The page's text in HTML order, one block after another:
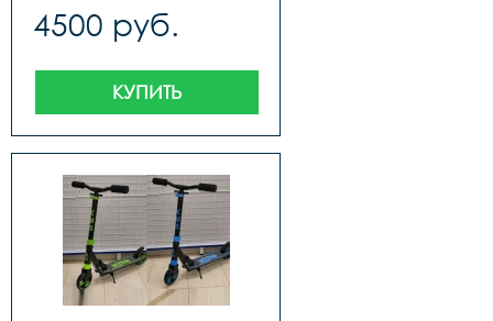
4500 руб.
КУПИТЬ